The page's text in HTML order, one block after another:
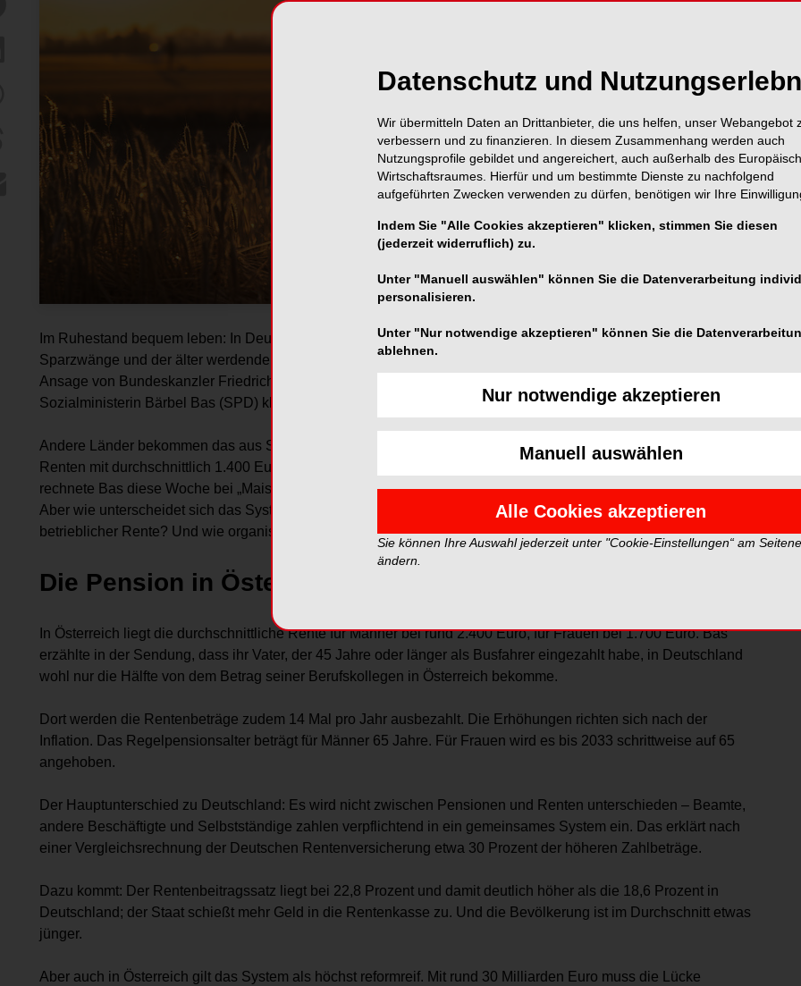
Im Ruhestand bequem leben: In Deutschland grübelt momentan eine Kommission darüber, wie das trotz aller
Sparzwänge und der älter werdenden Bevölkerung künftig funktionieren soll. Nach der Aufregung über die
Ansage von Bundeskanzler Friedrich Merz (CDU) zur gesetzlichen Rente als „Basisabsicherung“ stellte
Sozialministerin Bärbel Bas (SPD) klar, dass am Ende ein Modell stehen soll, das den Lebensstandard sichert.
Andere Länder bekommen das aus Sicht der SPD-Chefin bisher besser hin – die deutschen gesetzlichen
Renten mit durchschnittlich 1.400 Euro für Männer und 940 Euro für Frauen seien im Europavergleich niedrig,
rechnete Bas diese Woche bei „Maischberger“ vor. Vor allem Österreich wird immer wieder als Vorbild genannt.
Aber wie unterscheidet sich das System vom deutschen „Drei-Säulen-Modell“ mit gesetzlicher, privater und
betrieblicher Rente? Und wie organisieren sich andere Nachbarn in Europa? Ein Überblick:
Die Pension in Österreich
In Österreich liegt die durchschnittliche Rente für Männer bei rund 2.400 Euro, für Frauen bei 1.700 Euro. Bas
erzählte in der Sendung, dass ihr Vater, der 45 Jahre oder länger als Busfahrer eingezahlt habe, in Deutschland
wohl nur die Hälfte von dem Betrag seiner Berufskollegen in Österreich bekomme.
Dort werden die Rentenbeträge zudem 14 Mal pro Jahr ausbezahlt. Die Erhöhungen richten sich nach der
Inflation. Das Regelpensionsalter beträgt für Männer 65 Jahre. Für Frauen wird es bis 2033 schrittweise auf 65
angehoben.
Der Hauptunterschied zu Deutschland: Es wird nicht zwischen Pensionen und Renten unterschieden – Beamte,
andere Beschäftigte und Selbstständige zahlen verpflichtend in ein gemeinsames System ein. Das erklärt nach
einer Vergleichsrechnung der Deutschen Rentenversicherung etwa 30 Prozent der höheren Zahlbeträge.
Dazu kommt: Der Rentenbeitragssatz liegt bei 22,8 Prozent und damit deutlich höher als die 18,6 Prozent in
Deutschland; der Staat schießt mehr Geld in die Rentenkasse zu. Und die Bevölkerung ist im Durchschnitt etwas
jünger.
Aber auch in Österreich gilt das System als höchst reformreif. Mit rund 30 Milliarden Euro muss die Lücke
Datenschutz und
Wir übermitteln Daten an Drittanbieter, die uns helfen, unser Webangebot
verbessern und zu finanzieren. In diesem Zusammenhang werden auch
Nutzungsprofile gebildet und angereichert, auch außerhalb des
Wirtschaftsraumes. Hierfür und um bestimmte Dienste zu nachfolgend
aufgeführten Zwecken verwenden zu dürfen, benötigen wir Ihre
Indem Sie "Alle Cookies akzeptieren" klicken, stimmen Sie diesen
(jederzeit widerruflich) zu.
Unter "Manuell auswählen" können Sie die Datenverarbeitung
personalisieren.
Unter "Nur notwendige akzeptieren" können Sie die
ablehnen.
Nur notwendige akzeptieren
Manuell auswählen
Alle Cookies akzeptieren
Sie können Ihre Auswahl jederzeit unter "Cookie-Einstellungen“ am
ändern.